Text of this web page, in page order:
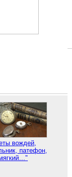
вождей,
патефон,